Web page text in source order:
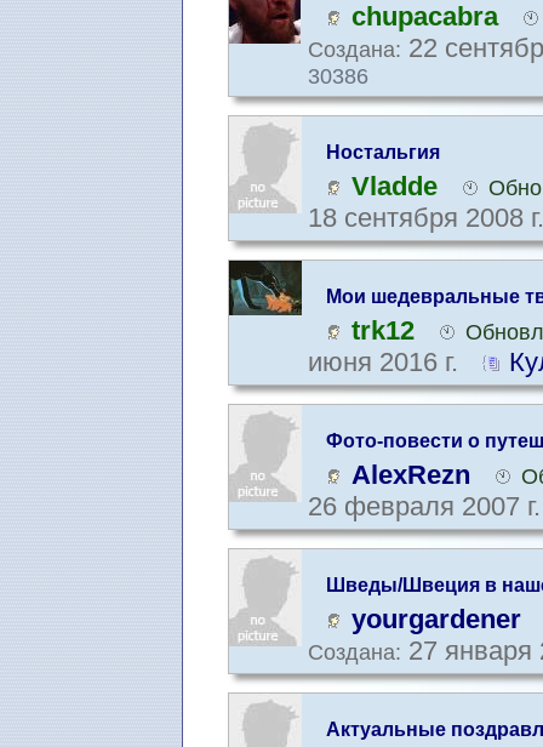
chupacabra
Создана: 22
30386
Ностальгия
Vladde
18 сентября 2008
Мои шедевральные
trk12
июня 2016 г.
Фото-повести о
AlexRezn
26 февраля 2007
Шведы/Швеция в
yourgardener
Создана: 27 января
Актуальные